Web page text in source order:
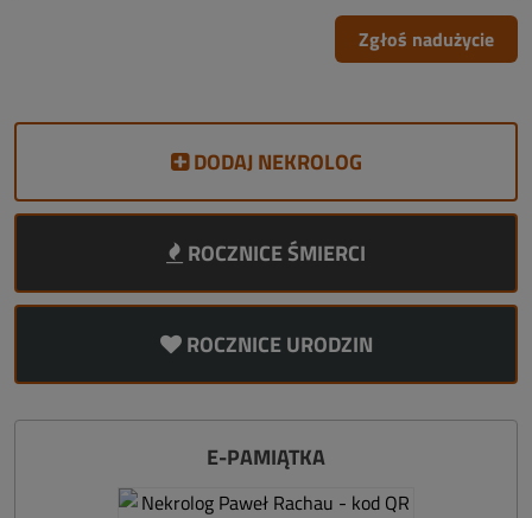
Zgłoś nadużycie
DODAJ NEKROLOG
ROCZNICE ŚMIERCI
ROCZNICE URODZIN
E-PAMIĄTKA